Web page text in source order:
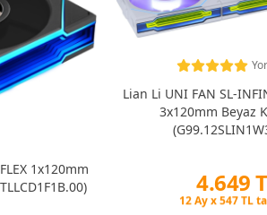
1x120mm
Lian Li UNI FAN SL-
3x120mm Beyaz
4.649
Peşin Fiyatına 3